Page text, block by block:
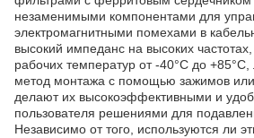
незаменимыми компонентами для
электромагнитными помехами в
высокий импеданс на высоких
рабочих температур от -40°C до +85°C,
метод монтажа с помощью зажимов
делают их высокоэффективными и
пользователя решениями для
Независимо от того, используются ли